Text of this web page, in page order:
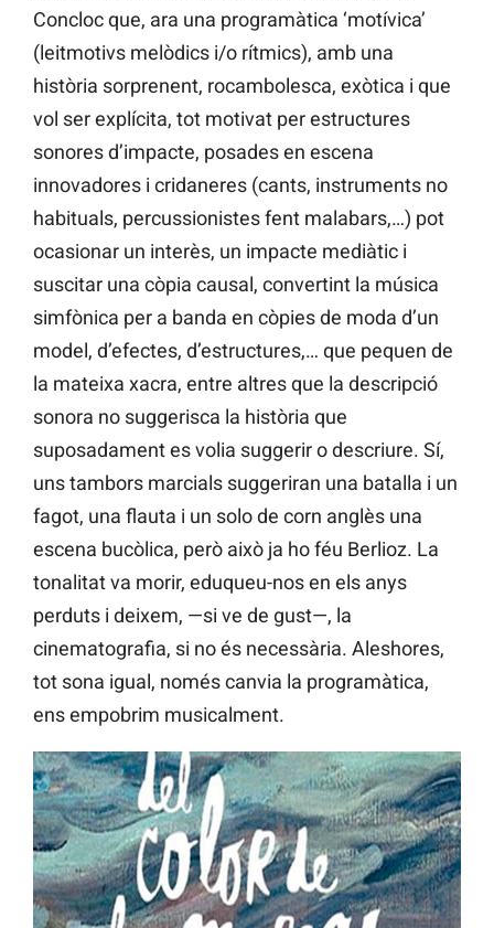
Concloc que, ara una programàtica ‘motívica’
(leitmotivs melòdics i/o rítmics), amb una
història sorprenent, rocambolesca, exòtica i que
vol ser explícita, tot motivat per estructures
sonores d’impacte, posades en escena
innovadores i cridaneres (cants, instruments no
habituals, percussionistes fent malabars,…) pot
ocasionar un interès, un impacte mediàtic i
suscitar una còpia causal, convertint la música
simfònica per a banda en còpies de moda d’un
model, d’efectes, d’estructures,… que pequen de
la mateixa xacra, entre altres que la descripció
sonora no suggerisca la història que
suposadament es volia suggerir o descriure. Sí,
uns tambors marcials suggeriran una batalla i un
fagot, una flauta i un solo de corn anglès una
escena bucòlica, però això ja ho féu Berlioz. La
tonalitat va morir, eduqueu-nos en els anys
perduts i deixem, —si ve de gust—, la
cinematografia, si no és necessària. Aleshores,
tot sona igual, només canvia la programàtica,
ens empobrim musicalment.